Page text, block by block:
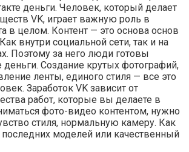
деньги. Человек, который делает
VK, играет важную роль в
в целом. Контент — это основа основ
внутри социальной сети, так и на
Поэтому за него люди готовы
деньги. Создание крутых фотографий,
ленты, единого стиля — все это
Заработок VK зависит от
работ, которые вы делаете в
фото-видео контентом, нужно
стиля, нормальную камеру. Как
моделей или качественный